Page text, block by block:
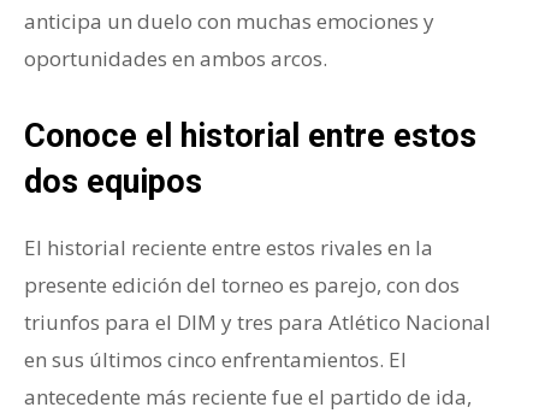
anticipa un duelo con muchas emociones y
oportunidades en ambos arcos.
Conoce el historial entre estos
dos equipos
El historial reciente entre estos rivales en la
presente edición del torneo es parejo, con dos
triunfos para el DIM y tres para Atlético Nacional
en sus últimos cinco enfrentamientos. El
antecedente más reciente fue el partido de ida,